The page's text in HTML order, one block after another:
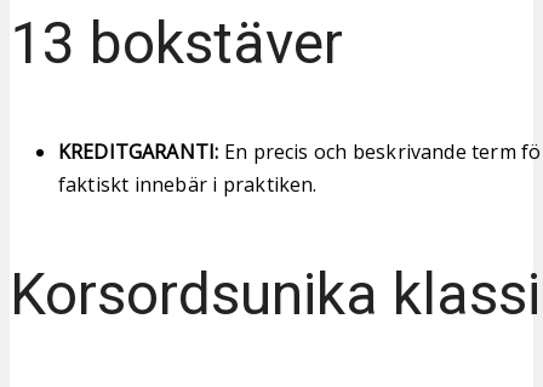
13 bokstäver
KREDITGARANTI: En precis och beskrivande term
faktiskt innebär i praktiken.
Korsordsunika